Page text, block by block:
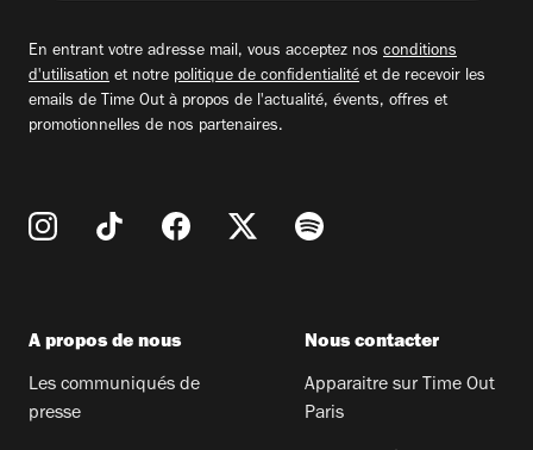
adresse
En entrant votre adresse mail, vous acceptez nos conditions
d'utilisation et notre politique de confidentialité et de recevoir les
emails de Time Out à propos de l'actualité, évents, offres et
promotionnelles de nos partenaires.
A propos de nous
Les communiqués de
presse
Nous contacter
Apparaitre sur Time Out
Paris